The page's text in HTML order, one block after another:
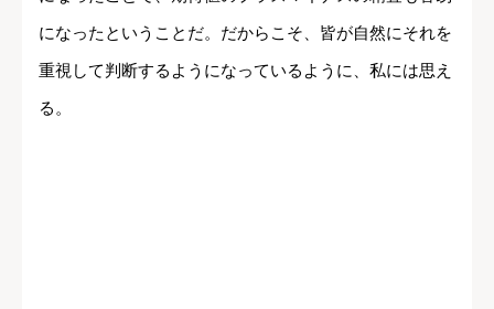
になったということだ。だからこそ、皆が自然にそれを
重視して判断するようになっているように、私には思え
る。